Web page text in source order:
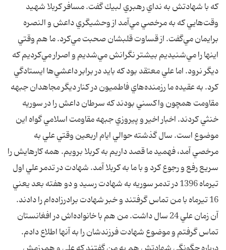
كه با شهادتش به نداي رهبري لبيك گفت. مسافر كربلا شهيد
وقت‌هايي كه به مرخصي مي‌آمد از وحشيگري داعش و النصره
برايمان مي‌گفت. از قساوت قلبشان صحبت مي‌كرد. ما هم وقتي
اينها را مي‌شنيديم بيشتر نگرانش مي‌شديم و اصرار مي‌كرديم كه
ديگر نرود. اما علي معتقد بود كه بايد در برابر داعشي‌ها ايستادگي
كرد. به عقيده ما رزمنده‌هاي فاطميون در كنار ديگر مجاهدان جبهه
مقاومت همچون واكسني بودند كه سرطان داعش را در سوريه
خنثي كردند. اخبار اخير و پيروزي جبهه مقاومت اسلامي گواه اين
موضوع است. سال گذشته حوالي ايام اربعين وقتي علي به
مرخصي آمد، فهميد ما قصد داريم به كربلا برويم. همه كارهايش را
سريع رفع و رجوع كرد و با ما به كربلا آمد. شهادت در تدمر علي اول
تيرماه 1396 در تدمر سوريه به شهادت رسيد و دو هفته بعد يعني
16 تيرماه با من تماس گرفتند و خبر شهادت برادرزاده‌ام را دادند.
آن زمان علي 24 سال داشت. من هم با خانواده‌اش در افغانستان
تماس گرفتم و موضوع شهادت فرزندشان را به آنها اطلاع دادم.